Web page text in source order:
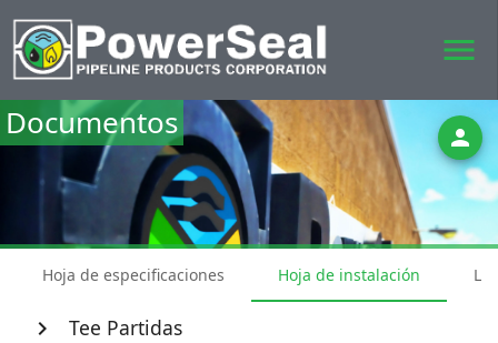
menu
person
Documentos
Hoja de especificaciones Hoja de instalación
chevron_right Tee Partidas